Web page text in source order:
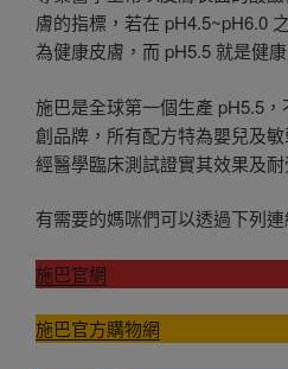
膚的指標，若在 pH4.5~pH6.0
為健康皮膚，而 pH5.5 就是健
施巴是全球第一個生產 pH5.5
創品牌，所有配方特為嬰兒及
經醫學臨床測試證實其效果及耐
有需要的媽咪們可以透過下列連
施巴官網
施巴官方購物網